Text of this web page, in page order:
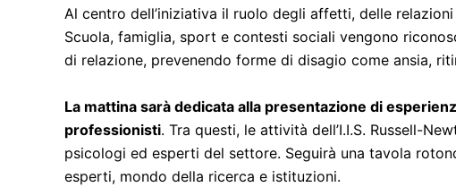
Al centro dell’iniziativa il ruolo degli affetti, delle
Scuola, famiglia, sport e contesti sociali vengono
di relazione, prevenendo forme di disagio come ansia,
La mattina sarà dedicata alla presentazione di
professionisti. Tra questi, le attività dell’I.I.S. Russell-
psicologi ed esperti del settore. Seguirà una tavola
esperti, mondo della ricerca e istituzioni.